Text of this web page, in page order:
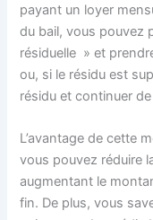
payant un loyer
du bail, vous pouvez
résiduelle » et
ou, si le résidu est
résidu et continuer de
L’avantage de cette
vous pouvez réduire
augmentant le
fin. De plus, vous